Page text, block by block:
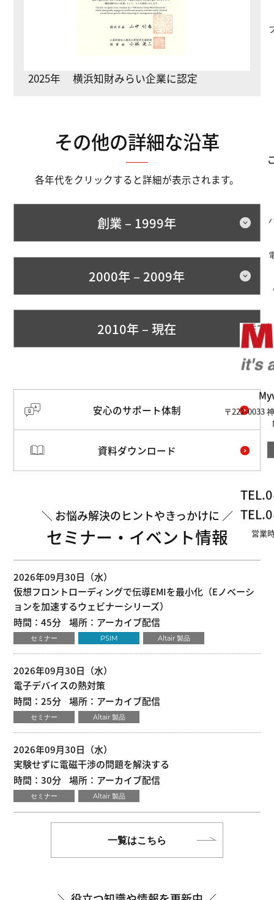
モー
〒222-0033
TEL.
TEL.
営業
2025年 横浜知財みらい企業に認定
その他の詳細な沿革
各年代をクリックすると詳細が表示されます。
創業 – 1999年
2000年 – 2009年
2010年 – 現在
安心のサポート体制
資料ダウンロード
お悩み解決のヒントやきっかけに
セミナー・イベント情報
2026年09月30日（水）
仮想フロントローディングで伝導EMIを最小化（Eノベーシ
ョンを加速するウェビナーシリーズ）
時間：45分
場所：アーカイブ配信
セミナー PSIM Altair 製品
2026年09月30日（水）
電子デバイスの熱対策
時間：25分
場所：アーカイブ配信
セミナー Altair 製品
2026年09月30日（水）
実験せずに電磁干渉の問題を解決する
時間：30分
場所：アーカイブ配信
セミナー Altair 製品
一覧はこちら